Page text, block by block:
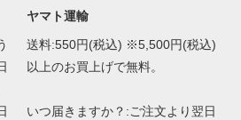
ヤマト運輸
送料:550円(税込) ※5,500円(税込)
以上のお買上げで無料。
いつ届きますか？:ご注文より翌日